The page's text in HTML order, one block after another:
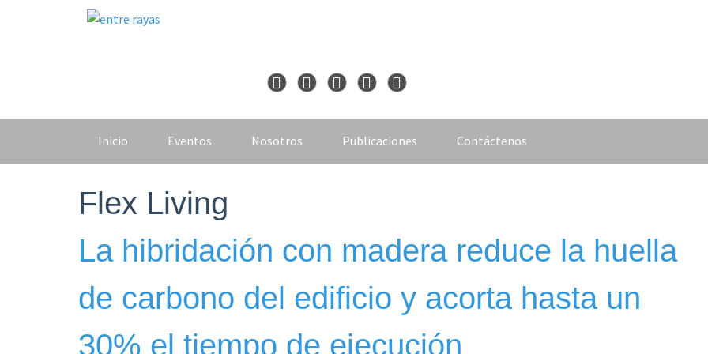
Inicio Eventos Nosotros Publicaciones Contáctenos
Flex Living
La hibridación con madera reduce la huella
de carbono del edificio y acorta hasta un
30% el tiempo de ejecución